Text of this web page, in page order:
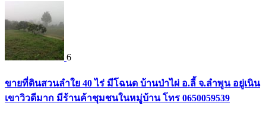
6
ขายที่ดินสวนลำใย 40 ไร่ มีโฉนด บ้านป่าไผ่ อ.ลี้ จ.ลำพูน อยู่เนิน
เขาวิวดีมาก มีร้านค้าชุมชนในหมู่บ้าน โทร 0650059539